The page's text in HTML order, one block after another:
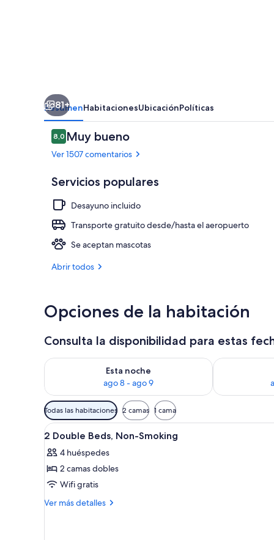
81+
ResumenHabitacionesUbicaciónPolíticas
Comentarios
8,08,0 de 10
Muy bueno
Ver 1507 comentarios
Servicios populares
Desayuno incluido
Transporte gratuito desde/hasta el aeropuerto
Se aceptan mascotas
Abrir todos
Opciones de la habitación
Consulta la disponibilidad para estas
Esta noche
ago 8 - ago 9
Consulta la disponibilidad para esta noche, ago 8 -
Consulta la
Filtros
disponibles
para
habitaciones
Todas las habitaciones 2 camas 1 cama
Abrir
todas
las
fotos
de
2
Ropa de cama hipoalergénica
6
2 Double Beds, Non-Smoking
4 huéspedes
2 camas dobles
Wifi gratis
Ver más detalles
Más